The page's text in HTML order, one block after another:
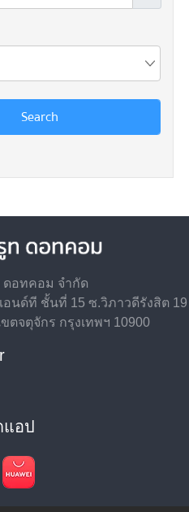
ดอทคอม จำกัด
นด์ที ชั้นที่ 15 ซ.วิภาวดีรังสิต 19
ตจตุจักร กรุงเทพฯ 10900
อป